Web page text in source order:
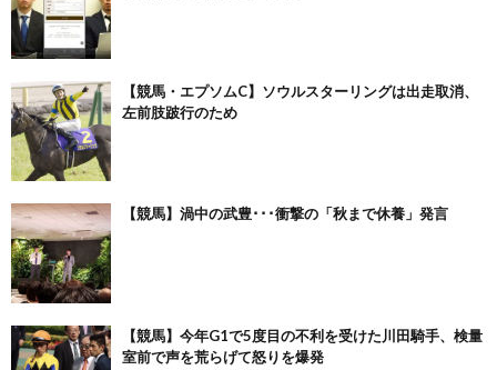
【競馬・エプソムC】ソウルスターリングは出走取消、
左前肢跛行のため
【競馬】渦中の武豊･･･衝撃の「秋まで休養」発言
【競馬】今年G1で5度目の不利を受けた川田騎手、検量
室前で声を荒らげて怒りを爆発